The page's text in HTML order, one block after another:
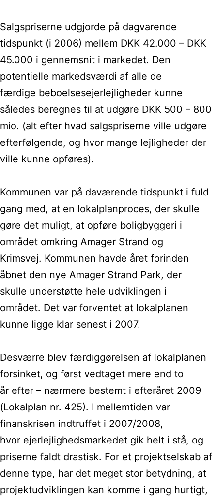
Salgspriserne udgjorde på dagvarende
tidspunkt (i 2006) mellem DKK 42.000 – DKK
45.000 i gennemsnit i markedet. Den
potentielle markedsværdi af alle de
færdige beboelsesejerlejligheder kunne
således beregnes til at udgøre DKK 500 – 800
mio. (alt efter hvad salgspriserne ville udgøre
efterfølgende, og hvor mange lejligheder der
ville kunne opføres).
Kommunen var på daværende tidspunkt i fuld
gang med, at en lokalplanproces, der skulle
gøre det muligt, at opføre boligbyggeri i
området omkring Amager Strand og
Krimsvej. Kommunen havde året forinden
åbnet den nye Amager Strand Park, der
skulle understøtte hele udviklingen i
området. Det var forventet at lokalplanen
kunne ligge klar senest i 2007.
Desværre blev færdiggørelsen af lokalplanen
forsinket, og først vedtaget mere end to
år efter – nærmere bestemt i efteråret 2009
(Lokalplan nr. 425). I mellemtiden var
finanskrisen indtruffet i 2007/2008,
hvor ejerlejlighedsmarkedet gik helt i stå, og
priserne faldt drastisk. For et projektselskab af
denne type, har det meget stor betydning, at
projektudviklingen kan komme i gang hurtigt,